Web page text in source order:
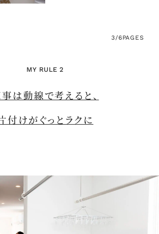
3/6PAGES
MY RULE 2
は動線で考えると、
付けがぐっとラクに